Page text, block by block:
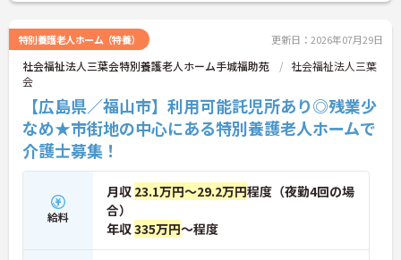
特別養護老人ホーム（特養） 更新日：2026年07月29日
社会福祉法人三葉会特別養護老人ホーム手城福助苑
社会福祉法人三葉
会
【広島県／福山市】利用可能託児所あり◎残業少
なめ★市街地の中心にある特別養護老人ホームで
介護士募集！
給料
月収 23.1万円～29.2万円程度（夜勤4回の場
合）
年収335万円～程度